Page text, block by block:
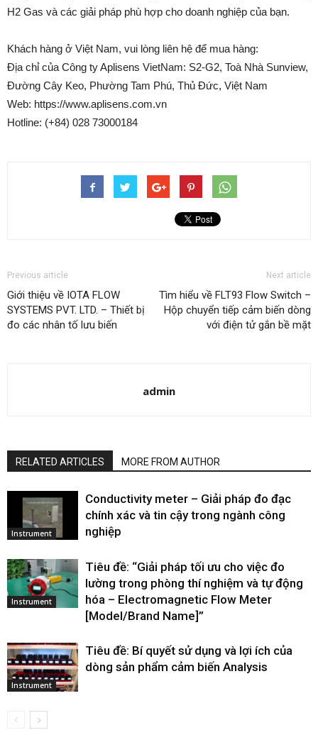
H2 Gas và các giải pháp phù hợp cho doanh nghiệp của bạn.
Khách hàng ở Việt Nam, vui lòng liên hệ để mua hàng:
Địa chỉ của Công ty Aplisens VietNam: S2-G2, Toà Nhà Sunview,
Đường Cây Keo, Phường Tam Phú, Thủ Đức, Việt Nam
Web: https://www.aplisens.com.vn
Hotline: (+84) 028 73000184
Previous article
Giới thiệu về IOTA FLOW
SYSTEMS PVT. LTD. – Thiết bị
đo các nhân tố lưu biến
Next article
Tìm hiểu về FLT93 Flow Switch –
Hộp chuyển tiếp cảm biến dòng
với điện tử gắn bề mặt
admin
RELATED ARTICLES MORE FROM AUTHOR
Instrument
Conductivity meter – Giải pháp đo đạc
chính xác và tin cậy trong ngành công
nghiệp
Instrument
Tiêu đề: “Giải pháp tối ưu cho việc đo
lường trong phòng thí nghiệm và tự động
hóa – Electromagnetic Flow Meter
[Model/Brand Name]”
Instrument
Tiêu đề: Bí quyết sử dụng và lợi ích của
dòng sản phẩm cảm biến Analysis